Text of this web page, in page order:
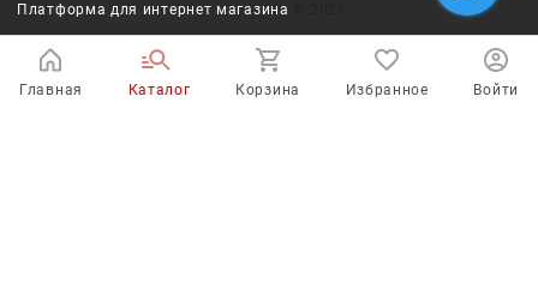
Платформа для интернет магазина
Главная Каталог Корзина Избранное Войти